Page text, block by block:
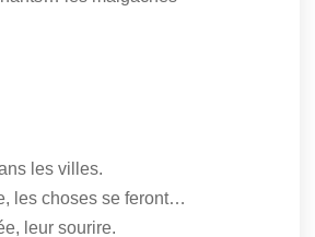
les villes.
les choses se feront…
leur sourire.